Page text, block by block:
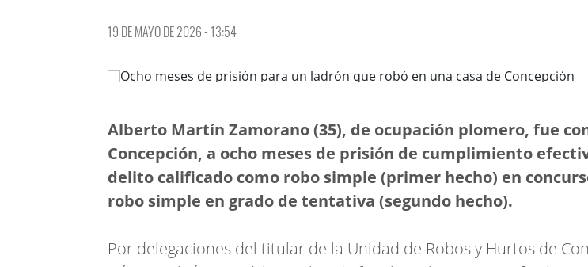
19 DE MAYO DE 2026 - 13:54
Alberto Martín Zamorano (35), de ocupación plomero, fue
Concepción, a ocho meses de prisión de cumplimiento
delito calificado como robo simple (primer hecho) en
robo simple en grado de tentativa (segundo hecho).
Por delegaciones del titular de la Unidad de Robos y Hurtos de